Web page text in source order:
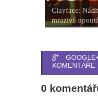
Wonder
zajímavě
Clayface:
mrazivá
KOMENTÁŘE
0